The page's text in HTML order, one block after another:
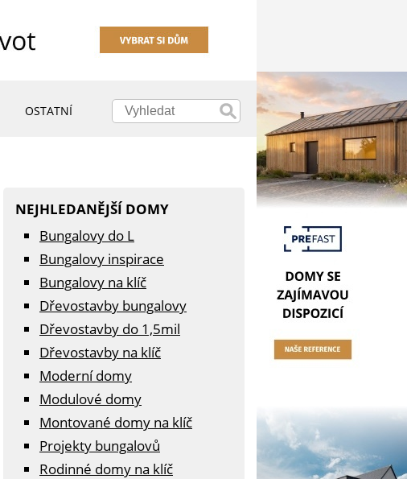
OSTATNÍ
NEJHLEDANĚJŠÍ DOMY
Bungalovy do L
Bungalovy inspirace
Bungalovy na klíč
Dřevostavby bungalovy
Dřevostavby do 1,5mil
Dřevostavby na klíč
Moderní domy
Modulové domy
Montované domy na klíč
Projekty bungalovů
Rodinné domy na klíč